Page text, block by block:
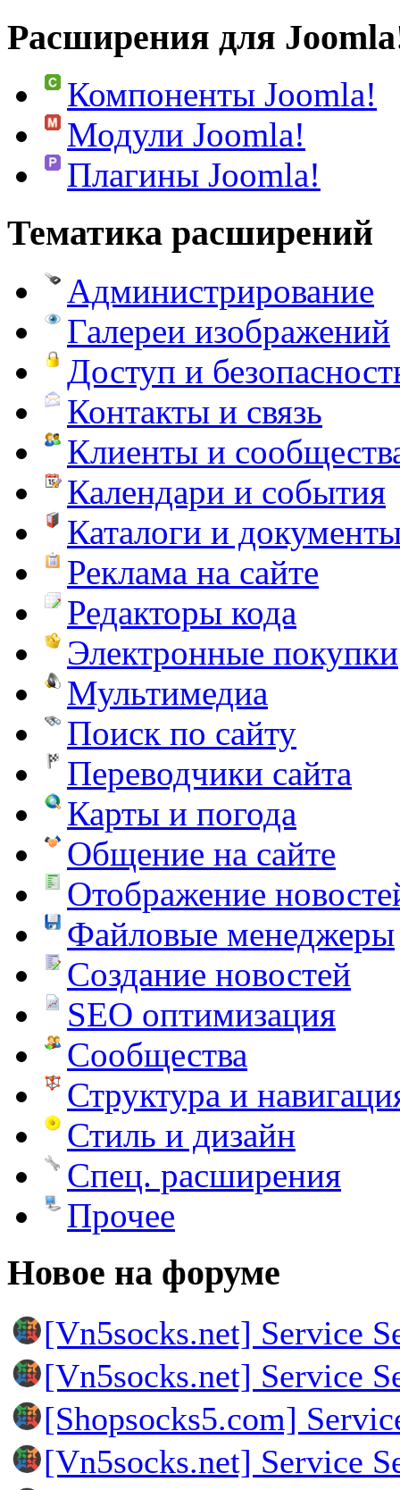
Расширения для
Компоненты Joomla!
Модули Joomla!
Плагины Joomla!
Тематика расширений
Администрирование
Галереи изображений
Доступ и
Контакты и связь
Клиенты и
Календари и события
Каталоги и
Реклама на сайте
Редакторы кода
Электронные покупки
Мультимедиа
Поиск по сайту
Переводчики сайта
Карты и погода
Общение на сайте
Отображение
Файловые менеджеры
Создание новостей
SEO оптимизация
Сообщества
Структура и
Стиль и дизайн
Спец. расширения
Прочее
Новое на форуме
[Vn5socks.net] Service
[Vn5socks.net] Service
[Shopsocks5.com]
[Vn5socks.net] Service